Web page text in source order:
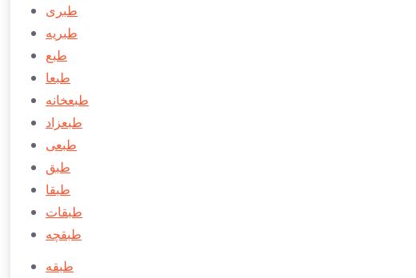
طبری
طبريه
طبع
طبعا
طبعخانه
طبعزاد
طبعی
طبق
طبقا
طبقات
طبقچه
طبقه